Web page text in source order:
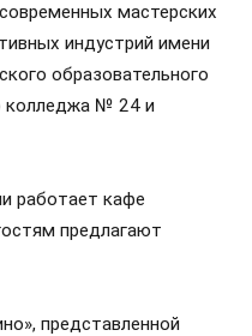
мастерских
индустрий имени
образовательного
колледжа № 24 и
работает кафе
предлагают
представленной